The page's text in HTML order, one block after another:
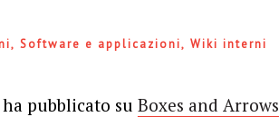
Software e applicazioni Wiki interni
pubblicato su Boxes and Arrows